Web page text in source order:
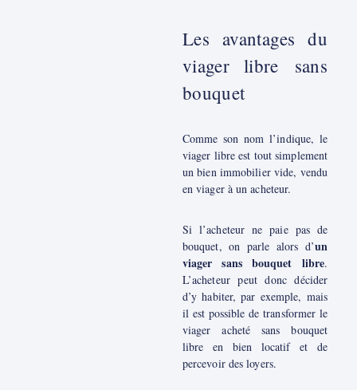
Les avantages du
viager libre sans
bouquet
Comme son nom l’indique, le
viager libre est tout simplement
un bien immobilier vide, vendu
en viager à un acheteur.
Si l’acheteur ne paie pas de
bouquet, on parle alors d’un
viager sans bouquet libre.
L’acheteur peut donc décider
d’y habiter, par exemple, mais
il est possible de transformer le
viager acheté sans bouquet
libre en bien locatif et de
percevoir des loyers.